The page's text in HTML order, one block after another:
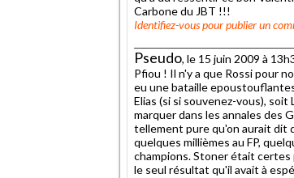
Carbone du JBT !!!
Identifiez-vouspour publier un
Pseudo, le 15 juin 2009 à
Pfiou ! Il n'y a que Rossi pour
eu une bataille
Elias (si si souvenez-vous),
marquer dans les annales des
tellement pure qu'on aurait dit
quelques millièmes au FP,
champions. Stoner était certes
le seul résultat qu'il avait à